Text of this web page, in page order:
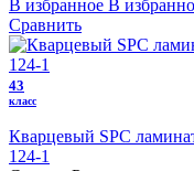
В избранное В
Сравнить
43
класс
Кварцевый SPC
124-1